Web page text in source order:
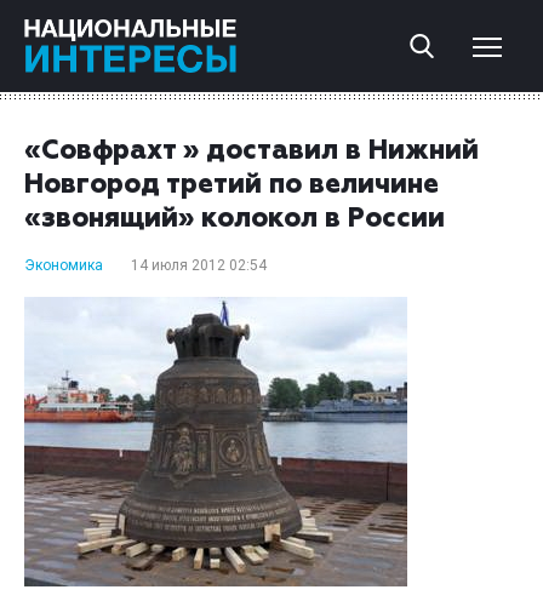
«Совфрахт » доставил в Нижний
Новгород третий по величине
«звонящий» колокол в России
Экономика 14 июля 2012 02:54